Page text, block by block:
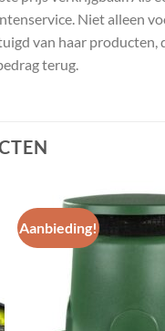
Niet alleen
van haar
terug.
Aanbieding!